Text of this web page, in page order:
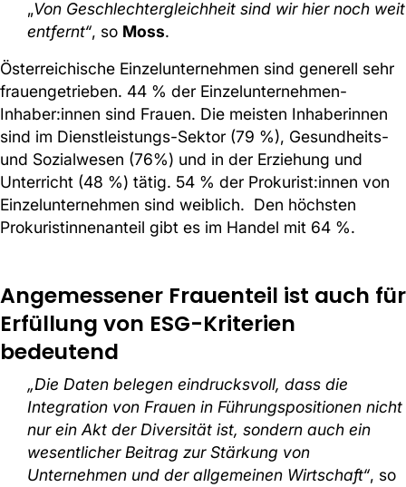
„Von Geschlechtergleichheit sind wir hier noch weit
entfernt“, so Moss.
Österreichische Einzelunternehmen sind generell sehr
frauengetrieben. 44 % der Einzelunternehmen-
Inhaber:innen sind Frauen. Die meisten Inhaberinnen
sind im Dienstleistungs-Sektor (79 %), Gesundheits-
und Sozialwesen (76%) und in der Erziehung und
Unterricht (48 %) tätig. 54 % der Prokurist:innen von
Einzelunternehmen sind weiblich. Den höchsten
Prokuristinnenanteil gibt es im Handel mit 64 %.
Angemessener Frauenteil ist auch für
Erfüllung von ESG-Kriterien
bedeutend
„Die Daten belegen eindrucksvoll, dass die
Integration von Frauen in Führungspositionen nicht
nur ein Akt der Diversität ist, sondern auch ein
wesentlicher Beitrag zur Stärkung von
Unternehmen und der allgemeinen Wirtschaft“, so